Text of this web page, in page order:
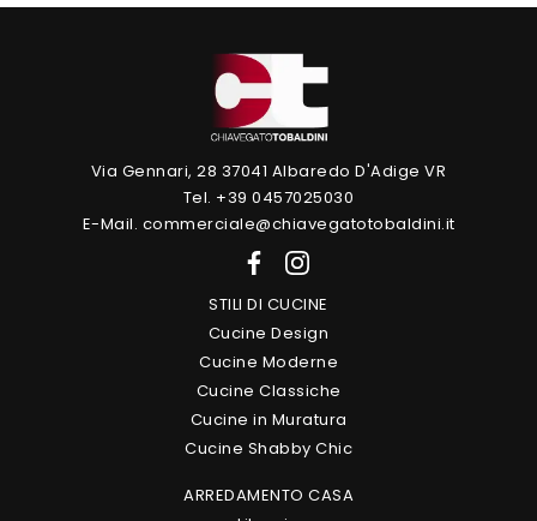
Via Gennari, 28 37041 Albaredo D'Adige VR
Tel. +39 0457025030
E-Mail. commerciale@chiavegatotobaldini.it
STILI DI CUCINE
Cucine Design
Cucine Moderne
Cucine Classiche
Cucine in Muratura
Cucine Shabby Chic
ARREDAMENTO CASA